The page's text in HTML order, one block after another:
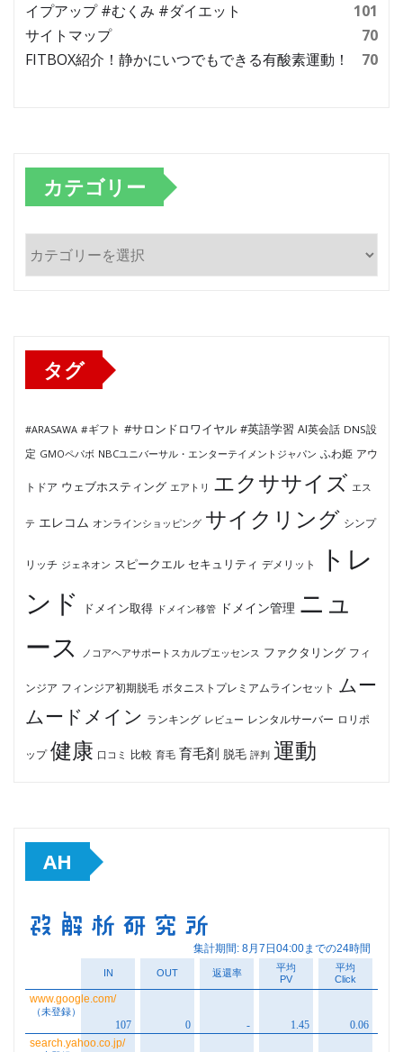
イプアップ #むくみ #ダイエット
101
サイトマップ
70
FITBOX紹介！静かにいつでもできる有酸素運動！
70
カテゴリー
テ
タグ
#ARASAWA #ギフト #サロンドロワイヤル #英語学習 AI英会話 DNS設
定 GMOペパボ NBCユニバーサル・エンターテイメントジャパン ふわ姫 アウ
トドア ウェブホスティング エアトリ エクササイズ エス
テ エレコム オンラインショッピング サイクリング シンプ
リッチ ジェネオン スピークエル セキュリティ デメリット
トレ
ンド
ドメイン取得 ドメイン移管 ドメイン管理 ニュ
ース
ノコアヘアサポートスカルプエッセンス ファクタリング フィ
ンジア フィンジア初期脱毛 ボタニストプレミアムラインセット ムー
ムードメイン ランキング レビュー レンタルサーバー ロリポ
ップ 健康 口コミ 比較 育毛 育毛剤 脱毛 評判 運動
AH